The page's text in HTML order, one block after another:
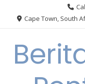
Cape Town, South